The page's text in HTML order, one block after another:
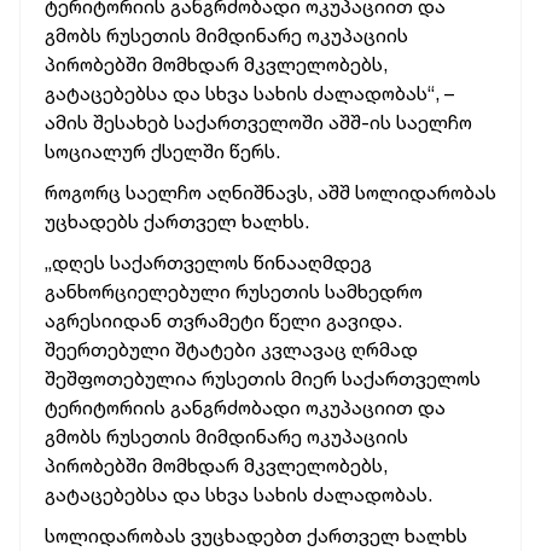
ტერიტორიის განგრძობადი ოკუპაციით და
გმობს რუსეთის მიმდინარე ოკუპაციის
პირობებში მომხდარ მკვლელობებს,
გატაცებებსა და სხვა სახის ძალადობას“, –
ამის შესახებ საქართველოში აშშ-ის საელჩო
სოციალურ ქსელში წერს.
როგორც საელჩო აღნიშნავს, აშშ სოლიდარობას
უცხადებს ქართველ ხალხს.
„დღეს საქართველოს წინააღმდეგ
განხორციელებული რუსეთის სამხედრო
აგრესიიდან თვრამეტი წელი გავიდა.
შეერთებული შტატები კვლავაც ღრმად
შეშფოთებულია რუსეთის მიერ საქართველოს
ტერიტორიის განგრძობადი ოკუპაციით და
გმობს რუსეთის მიმდინარე ოკუპაციის
პირობებში მომხდარ მკვლელობებს,
გატაცებებსა და სხვა სახის ძალადობას.
სოლიდარობას ვუცხადებთ ქართველ ხალხს